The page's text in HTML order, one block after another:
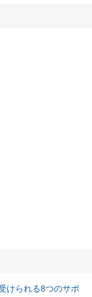
けられる8つのサポ